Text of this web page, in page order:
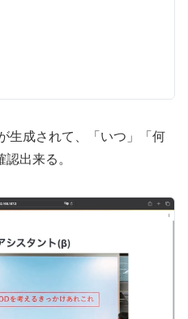
生成されて、「いつ」「何
出来る。